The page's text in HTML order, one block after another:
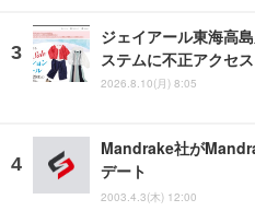
ジェイアール東海高
ステムに不正アクセス
2026.8.10(月) 8:05
Mandrake社が
デート
2003.4.3(木) 12:00